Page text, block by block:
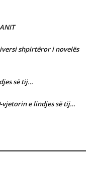
shpirtëror i novelës
së tij…
vjetorin e lindjes së tij…